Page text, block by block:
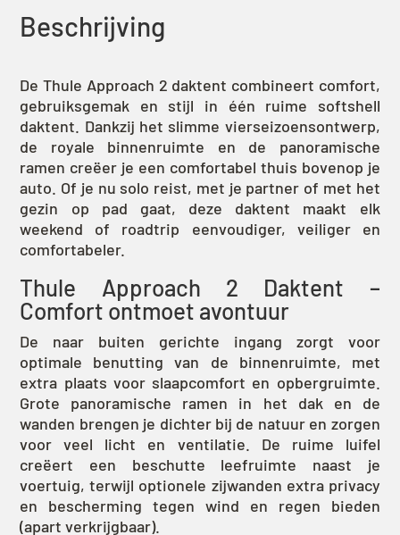
Beschrijving
De Thule Approach 2 daktent combineert comfort,
gebruiksgemak en stijl in één ruime softshell
daktent. Dankzij het slimme vierseizoensontwerp,
de royale binnenruimte en de panoramische
ramen creëer je een comfortabel thuis bovenop je
auto. Of je nu solo reist, met je partner of met het
gezin op pad gaat, deze daktent maakt elk
weekend of roadtrip eenvoudiger, veiliger en
comfortabeler.
Thule Approach 2 Daktent –
Comfort ontmoet avontuur
De naar buiten gerichte ingang zorgt voor
optimale benutting van de binnenruimte, met
extra plaats voor slaapcomfort en opbergruimte.
Grote panoramische ramen in het dak en de
wanden brengen je dichter bij de natuur en zorgen
voor veel licht en ventilatie. De ruime luifel
creëert een beschutte leefruimte naast je
voertuig, terwijl optionele zijwanden extra privacy
en bescherming tegen wind en regen bieden
(apart verkrijgbaar).